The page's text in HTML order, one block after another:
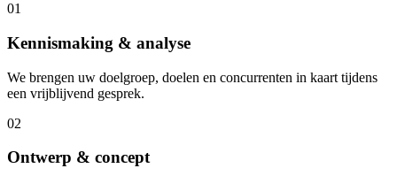
01
Kennismaking & analyse
We brengen uw doelgroep, doelen en concurrenten in kaart tijdens
een vrijblijvend gesprek.
02
Ontwerp & concept